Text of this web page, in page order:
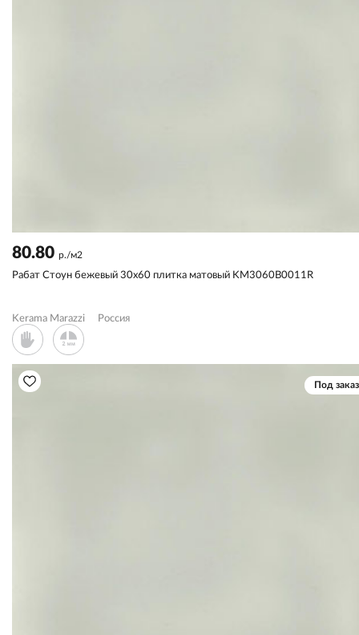
80.80 р./м2
Рабат Стоун бежевый 30x60 плитка матовый KM3060B0011R
Kerama Marazzi Россия
Под заказ